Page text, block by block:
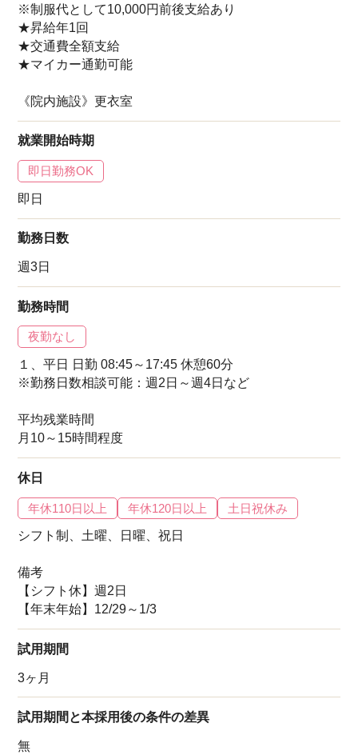
※制服代として10,000円前後支給あり
★昇給年1回
★交通費全額支給
★マイカー通勤可能
《院内施設》更衣室
就業開始時期
即日勤務OK
即日
勤務日数
週3日
勤務時間
夜勤なし
１、平日 日勤 08:45～17:45 休憩60分
※勤務日数相談可能：週2日～週4日など
平均残業時間
月10～15時間程度
休日
年休110日以上 年休120日以上 土日祝休み
シフト制、土曜、日曜、祝日
備考
【シフト休】週2日
【年末年始】12/29～1/3
試用期間
3ヶ月
試用期間と本採用後の条件の差異
無